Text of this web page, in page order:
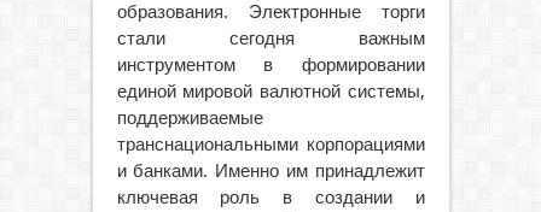
образования. Электронные торги
стали сегодня важным
инструментом в формировании
единой мировой валютной системы,
поддерживаемые
транснациональными корпорациями
и банками. Именно им принадлежит
ключевая роль в создании и